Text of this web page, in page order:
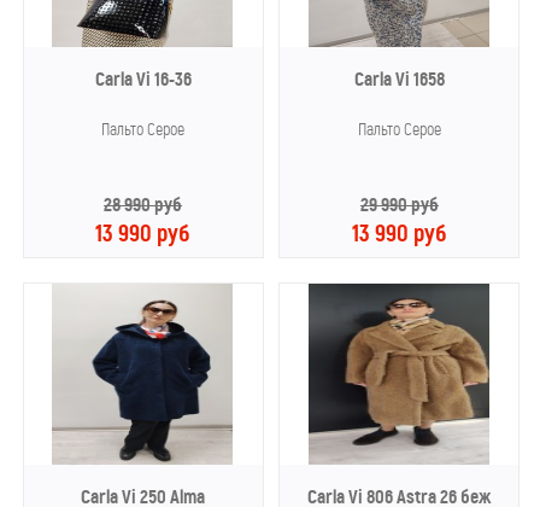
Carla Vi 16-36
Пальто Серое
28 990 руб
13 990 руб
Carla Vi 1658
Пальто Серое
29 990 руб
13 990 руб
Carla Vi 250 Alma Carla Vi 806 Astra 26 беж